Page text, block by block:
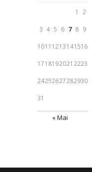
1 2
3 4 5 6 7 8 9
1011 1213141516
1718192021 2223
24252627282930
31
« Mai